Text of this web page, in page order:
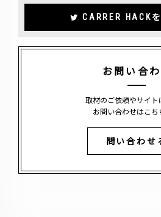
CARRER HACK
お問い合わ
取材のご依頼やサイト
お問い合わせはこち
問い合わせ